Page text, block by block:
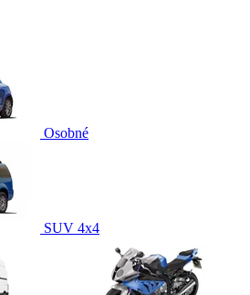
Osobné
SUV 4x4